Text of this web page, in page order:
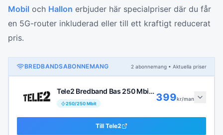
Mobil och Hallon erbjuder här specialpriser där du får
en 5G-router inkluderad eller till ett kraftigt reducerat
pris.
BREDBANDSABONNEMANG 2 abonnemang • Aktuella priser
Tele2 Bredband Bas 250 Mbit/s
250/250Mbit
399kr/man
Till Tele2